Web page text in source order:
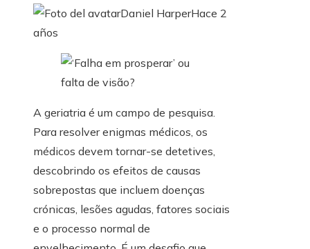
Daniel HarperHace 2
años
A geriatria é um campo de pesquisa.
Para resolver enigmas médicos, os
médicos devem tornar-se detetives,
descobrindo os efeitos de causas
sobrepostas que incluem doenças
crónicas, lesões agudas, fatores sociais
e o processo normal de